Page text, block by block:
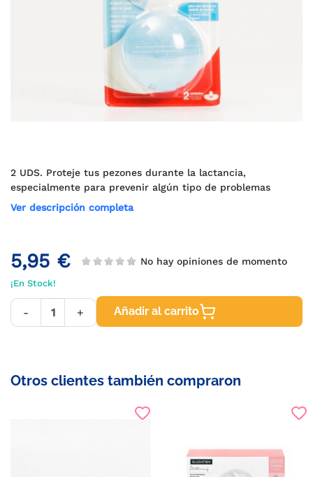
2 UDS. Proteje tus pezones durante la lactancia,
especialmente para prevenir algún tipo de problemas
Ver descripción completa
5,95 € No hay opiniones de momento
¡En Stock!
- + Añadir al carrito
Otros clientes también compraron